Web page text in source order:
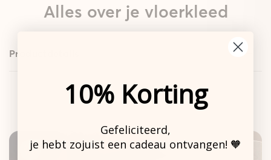
Alles over je vloerkleed
Productdetails
Design
Kleed
Standaard
Mat
10% Korting
Gefeliciteerd,
je hebt zojuist een cadeau ontvangen! 🧡